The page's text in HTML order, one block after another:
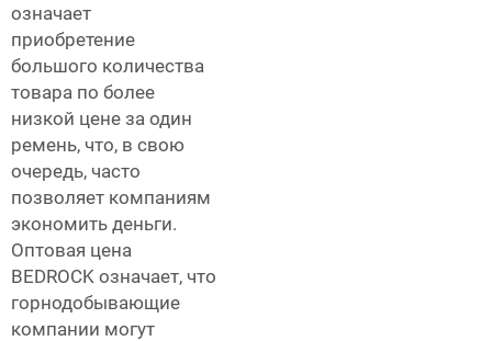
означает
приобретение
большого количества
товара по более
низкой цене за один
ремень, что, в свою
очередь, часто
позволяет компаниям
экономить деньги.
Оптовая цена
BEDROCK означает, что
горнодобывающие
компании могут